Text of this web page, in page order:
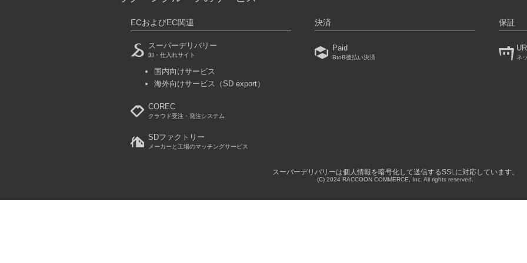
ECおよびEC関連
スーパーデリバリー
卸・仕入れサイト
国内向けサービス
海外向けサービス
（SD export）
COREC
クラウド受注・発注システム
SDファクトリー
メーカーと工場のマッチングサービス
決済
Paid
BtoB後払い決済
保証
ネ
スーパーデリバリーは個人情報を暗号化して送信するSSLに対応しています。
(C) 2024 RACCOON COMMERCE, Inc. All rights reserved.